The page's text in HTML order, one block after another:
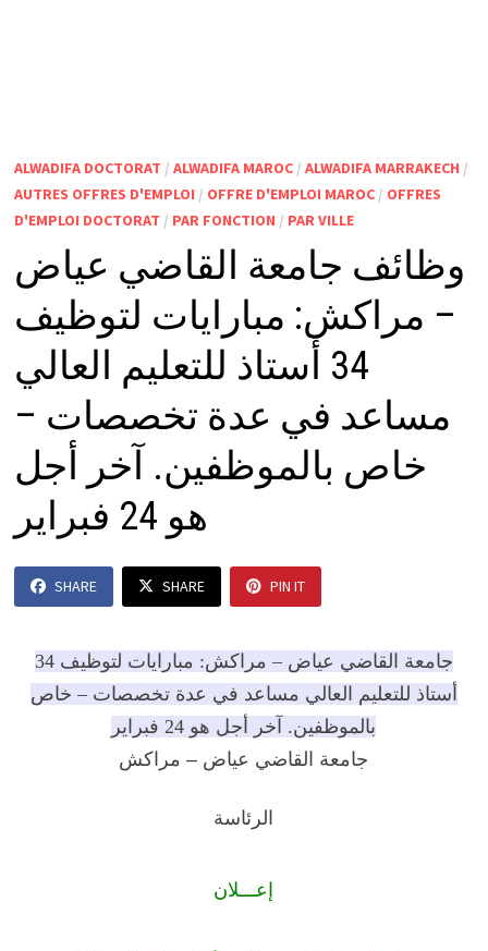
ALWADIFA DOCTORAT / ALWADIFA MAROC/ ALWADIFA MARRAKECH /
AUTRES OFFRES D'EMPLOI / OFFRE D'EMPLOI MAROC/ OFFRES
D'EMPLOI DOCTORAT / PAR FONCTION / PAR VILLE
وظائف جامعة القاضي عياض
– مراكش: مبارايات لتوظيف
34 أستاذ للتعليم العالي
مساعد في عدة تخصصات –
خاص بالموظفين. آخر أجل
هو 24 فبراير
SHARE SHARE PIN IT
جامعة القاضي عياض – مراكش: مبارايات لتوظيف 34
أستاذ للتعليم العالي مساعد في عدة تخصصات – خاص
بالموظفين. آخر أجل هو 24 فبراير
جامعة القاضي عياض – مراكش
الرئاسة
إعـــلان